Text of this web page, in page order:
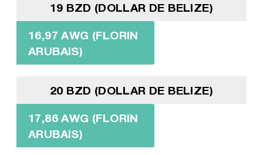
19 BZD (DOLLAR DE BELIZE)
16,97 AWG (FLORIN
ARUBAIS)
20 BZD (DOLLAR DE BELIZE)
17,86 AWG (FLORIN
ARUBAIS)